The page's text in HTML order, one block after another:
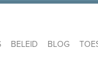
BELEID BLOG